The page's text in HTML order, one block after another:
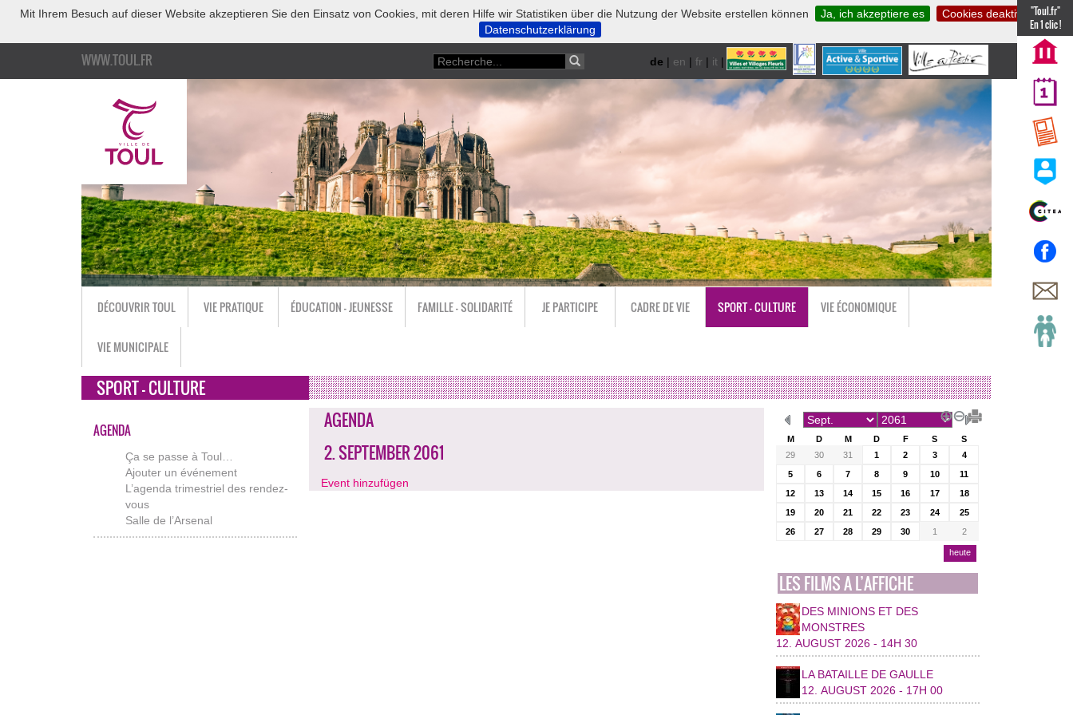
Mit Ihrem Besuch auf dieser Website akzeptieren Sie den Einsatz von Cookies, mit deren Hilfe wir Statistiken über die Nutzung der Website erstellen können Ja, ich akzeptiere es
Cookies deaktivieren
Datenschutzerklärung
WWW.TOUL.FR de | en | fr | it |nl
"Toul.fr"
En 1 clic !
DÉCOUVRIR TOUL VIE PRATIQUE ÉDUCATION - JEUNESSE FAMILLE - SOLIDARITÉ JE PARTICIPE CADRE DE VIE SPORT - CULTURE VIE ÉCONOMIQUE
VIE MUNICIPALE
SPORT - CULTURE
AGENDA
Ça se passe à Toul…
Ajouter un événement
L’agenda trimestriel des rendez-
vous
Salle de l’Arsenal
AGENDA
2. SEPTEMBER 2061
Event hinzufügen
M D M D F S
S
29
30 31 1 2 3
4
5
6 7 8 9 10
11
12
13 14 15 16 17
18
19
20 21 22 23 24
25
26
27 28 29 30 1 2
heute
LES FILMS A L’AFFICHE
DES MINIONS ET DES
MONSTRES
12. AUGUST 2026 - 14H 30
LA BATAILLE DE GAULLE
12. AUGUST 2026 - 17H 00